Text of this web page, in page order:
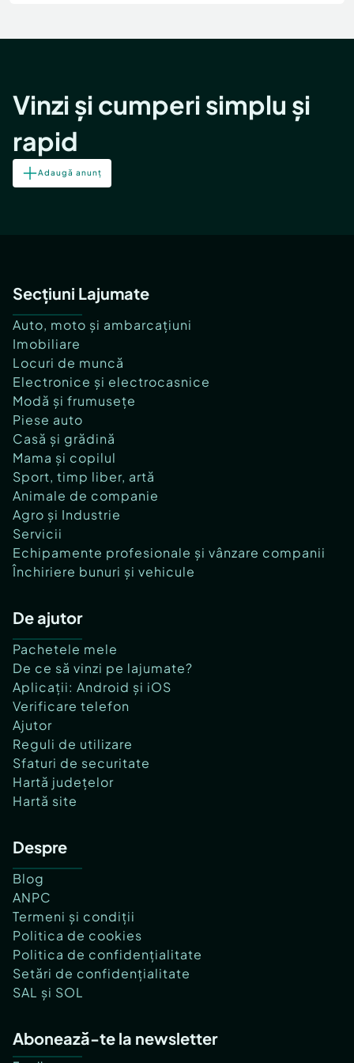
Animale de companie
Vinzi și cumperi simplu și
rapid
Adaugă anunț
Secțiuni Lajumate
Auto, moto și ambarcațiuni
Imobiliare
Locuri de muncă
Electronice și electrocasnice
Modă și frumusețe
Piese auto
Casă și grădină
Mama și copilul
Sport, timp liber, artă
Animale de companie
Agro și Industrie
Servicii
Echipamente profesionale și vânzare companii
Închiriere bunuri și vehicule
De ajutor
Pachetele mele
De ce să vinzi pe lajumate?
Aplicații: Android și iOS
Verificare telefon
Ajutor
Reguli de utilizare
Sfaturi de securitate
Hartă județelor
Hartă site
Despre
Blog
ANPC
Termeni și condiții
Politica de cookies
Politica de confidențialitate
Setări de confidențialitate
SAL și SOL
Abonează-te la newsletter